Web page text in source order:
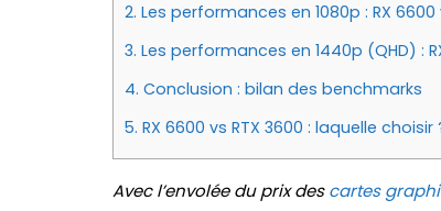
2. Les performances en 1080p : RX 6600
3. Les performances en 1440p (QHD) :
4. Conclusion : bilan des benchmarks
5. RX 6600 vs RTX 3600 : laquelle choisir
Avec l’envolée du prix descartes